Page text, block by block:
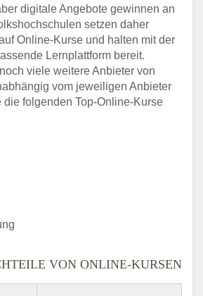
digitale Angebote gewinnen an
setzen daher
Online-Kurse und halten mit der
Lernplattform bereit.
viele weitere Anbieter von
vom jeweiligen Anbieter
folgenden Top-Online-Kurse
VON ONLINE-KURSEN